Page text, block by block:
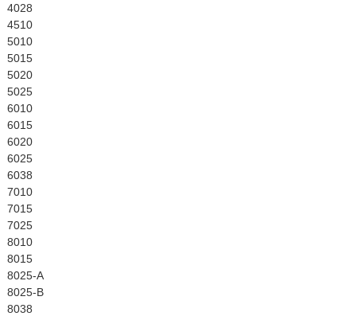
4028
4510
5010
5015
5020
5025
6010
6015
6020
6025
6038
7010
7015
7025
8010
8015
8025-A
8025-B
8038